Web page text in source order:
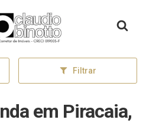
Filtrar
em Piracaia,